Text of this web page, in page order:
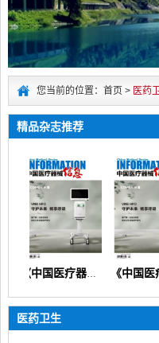
您当前的位置：首页 > 医药
精品杂志推荐
《中国医疗器械信息》（论著综述医学装备临床应用信息科技）
医药卫生